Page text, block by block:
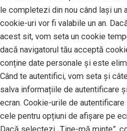
le completezi din nou când lași un
cookie-uri vor fi valabile un an.
acest sit, vom seta un cookie
dacă navigatorul tău acceptă
conține date personale și este
Când te autentifici, vom seta și
salva informațiile de autentificare
ecran. Cookie-urile de
cele pentru opțiuni de afișare pe